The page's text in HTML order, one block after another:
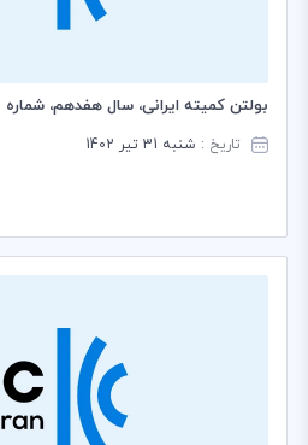
بولتن کمیته ایرانی، سال هفدهم، شماره 3 (شماره پیاپی ۶۳9)
تاریخ : شنبه 31 تیر 1402